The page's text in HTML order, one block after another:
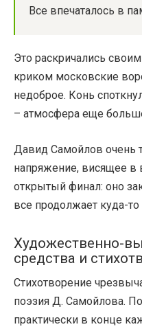
Все впечаталось в
Это раскричались
криком московские
недоброе. Конь
– атмосфера еще
Давид Самойлов очень
напряжение, висящее в
открытый финал: оно
все продолжает куда-
Художественно-
средства и
Стихотворение
поэзия Д. Самойлова.
практически в конце